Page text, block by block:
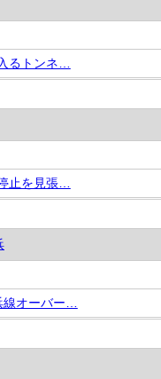
るトンネ…
止を見張…
オーバー…